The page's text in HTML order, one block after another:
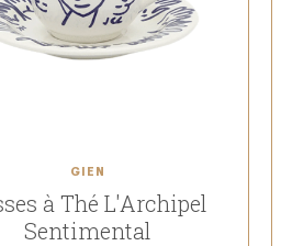
GIEN
à Thé L'Archipel
Sentimental